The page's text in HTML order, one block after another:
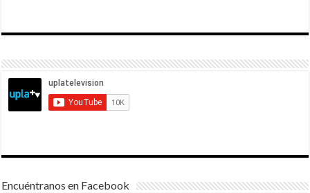
Encuéntranos en Facebook